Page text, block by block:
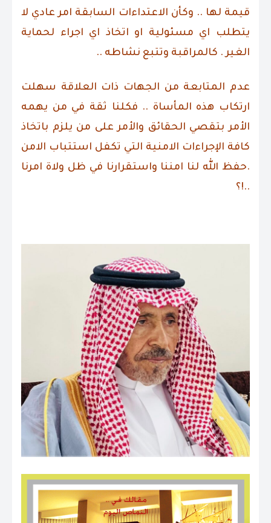
قيمة لها .. وكأن الاعتداءات السابقة امر عادي لا
يتطلب اي مسئولية او اتخاذ اي اجراء لحماية
الغير . كالمراقبة وتتبع نشاطه ..
عدم المتابعة من الجهات ذات العلاقة سهلت
ارتكاب هذه المأساة .. فكلنا ثقة في من يهمه
الأمر بتقصي الحقائق والأمر على من يلزم باتخاذ
كافة الإجراءات الامنية التي تكفل استتباب الامن
.حفظ الله لنا امننا واستقرارنا في ظل ولاة امرنا
..!؟